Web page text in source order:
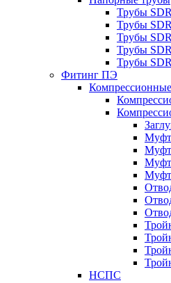
Трубы
Трубы
Трубы
Трубы
Трубы
Фитинг ПЭ
НСПС